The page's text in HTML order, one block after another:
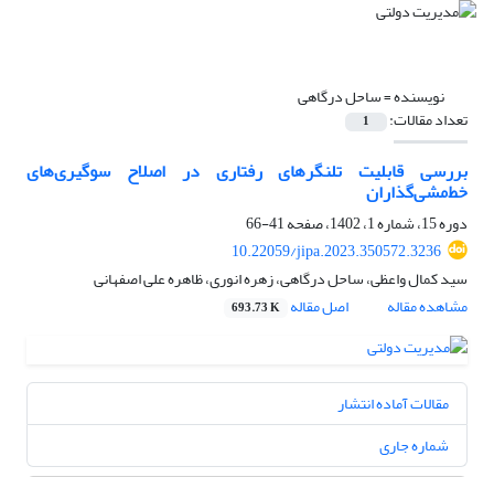
نویسنده =ساحل درگاهی
تعداد مقالات: 1
بررسی قابلیت تلنگرهای رفتاری در اصلاح سوگیری‌های
خط‌مشی‌گذاران
دوره 15، شماره 1، 1402، صفحه
41-66
10.22059/jipa.2023.350572.3236
سید کمال واعظی، ساحل درگاهی، زهره انوری، ظاهره علی اصفهانی
مشاهده مقاله
اصل مقاله 693.73 K
مقالات آماده انتشار
شماره جاری